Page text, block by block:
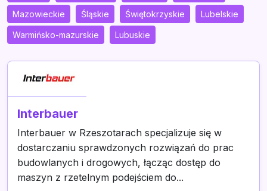
Mazowieckie Śląskie Świętokrzyskie Lubelskie
Warmińsko-mazurskie Lubuskie
Interbauer
Interbauer w Rzeszotarach specjalizuje się w
dostarczaniu sprawdzonych rozwiązań do prac
budowlanych i drogowych, łącząc dostęp do
maszyn z rzetelnym podejściem do...